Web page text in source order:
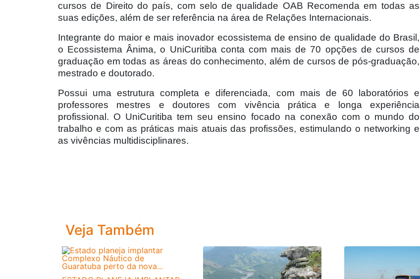
cursos de Direito do país, com selo de qualidade OAB Recomenda em todas as
suas edições, além de ser referência na área de Relações Internacionais.
Integrante do maior e mais inovador ecossistema de ensino de qualidade do Brasil,
o Ecossistema Ânima, o UniCuritiba conta com mais de 70 opções de cursos de
graduação em todas as áreas do conhecimento, além de cursos de pós-graduação,
mestrado e doutorado.
Possui uma estrutura completa e diferenciada, com mais de 60 laboratórios e
professores mestres e doutores com vivência prática e longa experiência
profissional. O UniCuritiba tem seu ensino focado na conexão com o mundo do
trabalho e com as práticas mais atuais das profissões, estimulando o networking e
as vivências multidisciplinares.
Veja Também